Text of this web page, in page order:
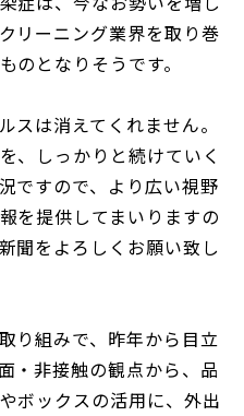
リーニング業界を取り巻
のとなりそうです。
スは消えてくれません。
、しっかりと続けていく
ですので、より広い視野
を提供してまいりますの
聞をよろしくお願い致し
り組みで、昨年から目立
・非接触の観点から、品
ボックスの活用に、外出